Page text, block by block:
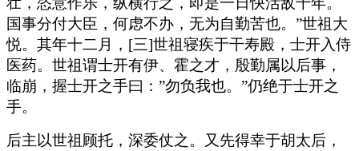
国事分付大臣，何虑不办，无为自勤苦也。”世祖大
悦。其年十二月，[三]世祖寝疾于干寿殿，士开入侍
医药。世祖谓士开有伊、霍之才，殷勤属以后事，
临崩，握士开之手曰：”勿负我也。”仍绝于士开之
手。
后主以世祖顾托，深委仗之。又先得幸于胡太后，